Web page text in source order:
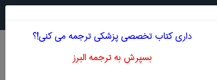
داری کتاب تخصصی پزشكی ترجمه می کنی!؟
بسپرش به ترجمه البرز